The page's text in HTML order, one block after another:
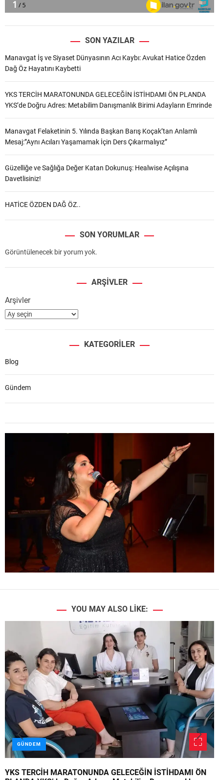
SON YAZILAR
Manavgat İş ve Siyaset Dünyasının Acı Kaybı: Avukat Hatice Özden
Dağ Öz Hayatını Kaybetti
YKS TERCİH MARATONUNDA GELECEĞİN İSTİHDAMI ÖN PLANDA
YKS’de Doğru Adres: Metabilim Danışmanlık Birimi Adayların Emrinde
Manavgat Felaketinin 5. Yılında Başkan Barış Koçak’tan Anlamlı
Mesaj:”Aynı Acıları Yaşamamak İçin Ders Çıkarmalıyız”
Güzelliğe ve Sağlığa Değer Katan Dokunuş: Healwise Açılışına
Davetlisiniz!
HATİCE ÖZDEN DAĞ ÖZ..
SON YORUMLAR
Görüntülenecek bir yorum yok.
ARŞIVLER
Arşivler
KATEGORILER
Blog
Gündem
YOU MAY ALSO LIKE:
GÜNDEM
YKS TERCİH MARATONUNDA GELECEĞİN İSTİHDAMI ÖN